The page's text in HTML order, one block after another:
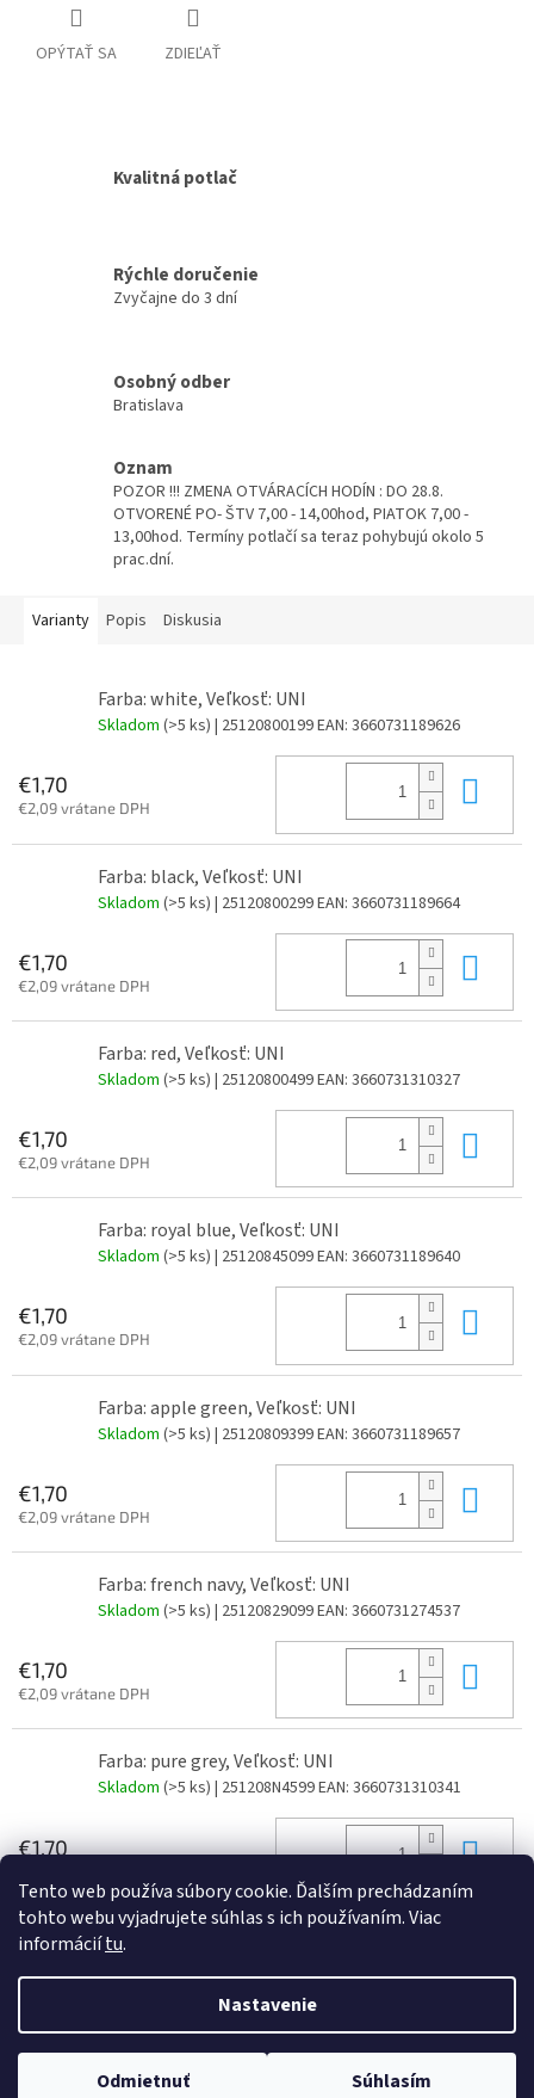
Tento web používa súbory cookie. Ďalším prechádzaním
tohto webu vyjadrujete súhlas s ich používaním. Viac
informáciítu.
Nastavenie
Odmietnuť Súhlasím
OPÝTAŤ SA ZDIEĽAŤ
Kvalitná potlač
Rýchle doručenie
Zvyčajne do 3 dní
Osobný odber
Bratislava
Oznam
POZOR !!! ZMENA OTVÁRACÍCH HODÍN : DO 28.8.
OTVORENÉ PO- ŠTV 7,00 - 14,00hod, PIATOK 7,00 -
13,00hod. Termíny potlačí sa teraz pohybujú okolo 5
prac.dní.
Varianty Popis Diskusia
Farba: white, Veľkosť: UNI
Skladom (>5 ks) | 25120800199EAN: 3660731189626
€1,70
€2,09 vrátane DPH
Farba: black, Veľkosť: UNI
Skladom (>5 ks) | 25120800299EAN: 3660731189664
€1,70
€2,09 vrátane DPH
Farba: red, Veľkosť: UNI
Skladom (>5 ks) | 25120800499EAN: 3660731310327
€1,70
€2,09 vrátane DPH
Farba: royal blue, Veľkosť: UNI
Skladom (>5 ks) | 25120845099EAN: 3660731189640
€1,70
€2,09 vrátane DPH
Farba: apple green, Veľkosť: UNI
Skladom (>5 ks) | 25120809399EAN: 3660731189657
€1,70
€2,09 vrátane DPH
Farba: french navy, Veľkosť: UNI
Skladom (>5 ks) | 25120829099EAN: 3660731274537
€1,70
€2,09 vrátane DPH
Farba: pure grey, Veľkosť: UNI
Skladom (>5 ks) | 251208N4599EAN: 3660731310341
€1,70 Do
Vytvoril Shoptet
Copyright 2026 . Všetky práva vyhradené.